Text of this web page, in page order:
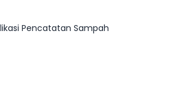
Pencatatan Sampah